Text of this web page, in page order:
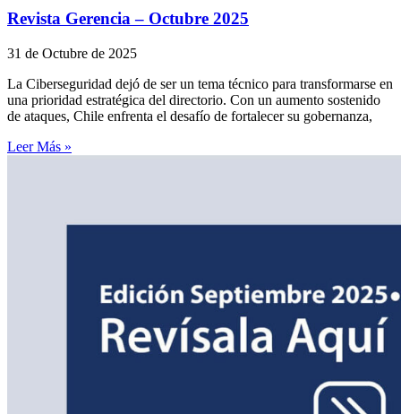
Revista Gerencia – Octubre 2025
31 de Octubre de 2025
La Ciberseguridad dejó de ser un tema técnico para transformarse en
una prioridad estratégica del directorio. Con un aumento sostenido
de ataques, Chile enfrenta el desafío de fortalecer su gobernanza,
Leer Más »